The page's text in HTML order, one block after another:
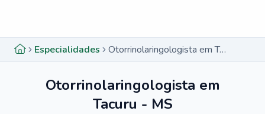
Especialidades Otorrinolaringologista em Tacuru - MS
Otorrinolaringologista em
Tacuru - MS